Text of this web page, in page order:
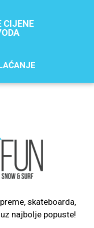
CIJENE
skateboarda,
najbolje popuste!